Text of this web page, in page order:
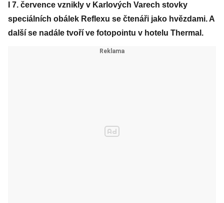
I 7. července vznikly v Karlových Varech stovky
speciálních obálek Reflexu se čtenáři jako hvězdami. A
další se nadále tvoří ve fotopointu v hotelu Thermal.